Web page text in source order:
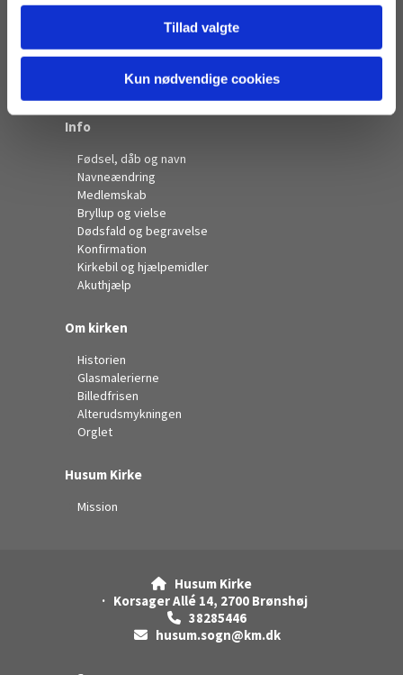
Tillad valgte
Kun nødvendige cookies
Menighedsbørnehaven
Menighedsplejen
Leverandører
Info
Fødsel, dåb og navn
Navneændring
Medlemskab
Bryllup og vielse
Dødsfald og begravelse
Konfirmation
Kirkebil og hjælpemidler
Akuthjælp
Om kirken
Historien
Glasmalerierne
Billedfrisen
Alterudsmykningen
Orglet
Husum Kirke
Mission

Husum Kirke
· Korsager Allé 14, 2700 Brønshøj
 38285446
husum.sogn@km.dk